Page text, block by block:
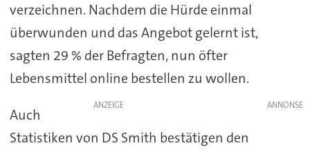
verzeichnen. Nachdem die Hürde einmal
überwunden und das Angebot gelernt ist,
sagten 29 % der Befragten, nun öfter
Lebensmittel online bestellen zu wollen.
ANZEIGE
Auch
Statistiken von DS Smith bestätigen den